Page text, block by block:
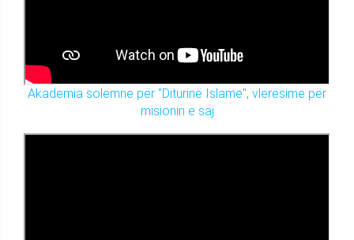
Akademia solemne për "Diturinë Islame", vlerësime për
misionin e saj